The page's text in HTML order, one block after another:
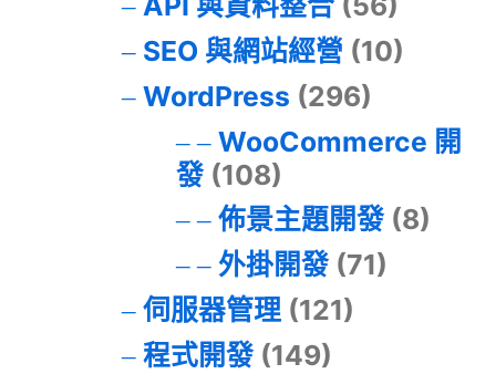
SEO 與網站經營 (10)
WordPress (296)
WooCommerce 開
發(108)
佈景主題開發(8)
外掛開發(71)
伺服器管理(121)
程式開發(149)